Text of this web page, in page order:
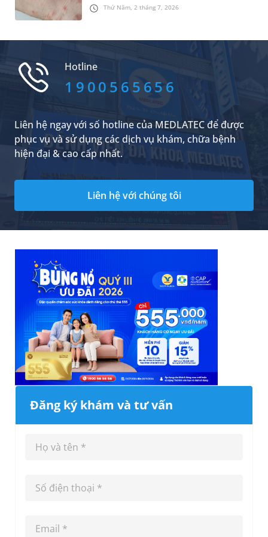
Thứ Năm, 2 tháng 7, 2026
theo cảm giác ngứa ngáy dữ dội, ảnh hưởng
đáng kể đến sinh hoạt và chất lượng cuộc
kiểm soát triệu chứng và hạn chế tái phát?
Hotline
1900565656
Liên hệ ngay với số hotline của MEDLATEC để được
phục vụ và sử dụng các dịch vụ khám, chữa bệnh
hiện đại & cao cấp nhất.
Liên hệ với chúng tôi
Đăng ký khám và tư vấn